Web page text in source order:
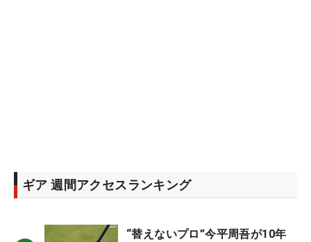
ギア 週間アクセスランキング
“替えないプロ”今平周吾が10年